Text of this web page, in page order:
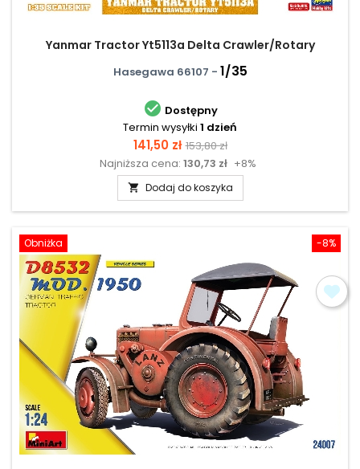
Yanmar Tractor Yt5113a Delta Crawler/Rotary
Hasegawa 66107 - 1/35
 Dostępny
Termin wysyłki 1 dzień
Cena
141,50 zł Cena
podstawowa
153,80 zł
Najniższa cena: 130,73 zł +8%
 Dodaj do koszyka
-8%
Obniżka